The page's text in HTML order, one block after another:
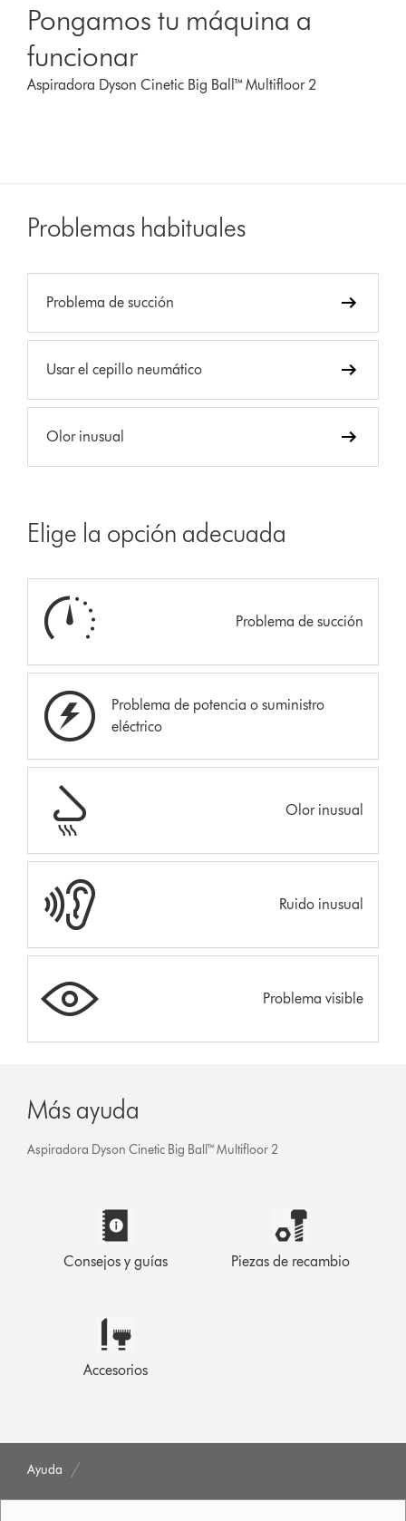
Pongamos tu máquina a
funcionar
Aspiradora Dyson Cinetic Big Ball™ Multifloor 2
Problemas habituales
Problema de succión
Usar el cepillo neumático
Olor inusual
Elige la opción adecuada
Problema de succión
Problema de potencia o suministro
eléctrico
Olor inusual
Ruido inusual
Problema visible
Más ayuda
Aspiradora Dyson Cinetic Big Ball™ Multifloor 2
Consejos y guías Piezas de recambio
Accesorios
Ayuda